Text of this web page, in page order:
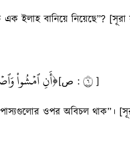
ইলাহ বানিয়ে নিয়েছে”?
﴿أَنِ ٱمۡشُواْ [ص : ٦]
ওপর অবিচল থাক”।